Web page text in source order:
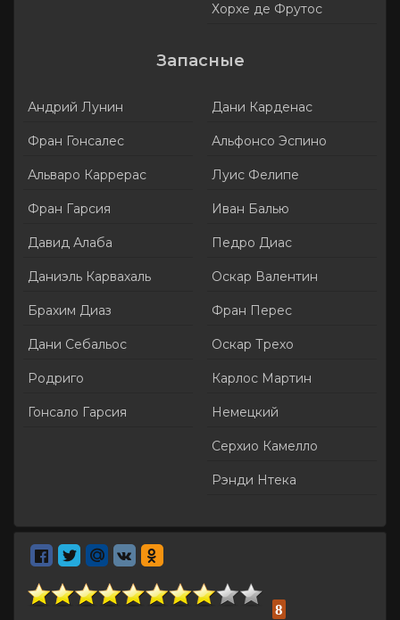
Хорхе де Фрутос
Запасные
Андрий Лунин
Фран Гонсалес
Альваро Каррерас
Фран Гарсия
Давид Алаба
Даниэль Карвахаль
Брахим Диаз
Дани Себальос
Родриго
Гонсало Гарсия
Дани Карденас
Альфонсо Эспино
Луис Фелипе
Иван Балью
Педро Диас
Оскар Валентин
Фран Перес
Оскар Трехо
Карлос Мартин
Немецкий
Серхио Камелло
Рэнди Нтека
8